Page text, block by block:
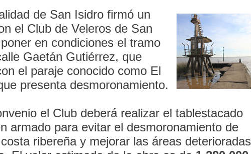
de San Isidro firmó un
el Club de Veleros de San
en condiciones el tramo
Gaetán Gutiérrez, que
el paraje conocido como El
presenta desmoronamiento.
el Club deberá realizar el tablestacado
armado para evitar el desmoronamiento de
ribereña y mejorar las áreas deterioradas